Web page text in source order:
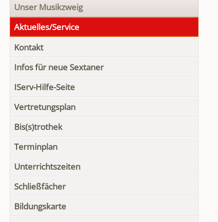
Unser Musikzweig
Aktuelles/Service
Kontakt
Infos für neue Sextaner
IServ-Hilfe-Seite
Vertretungsplan
Bis(s)trothek
Terminplan
Unterrichtszeiten
Schließfächer
Bildungskarte